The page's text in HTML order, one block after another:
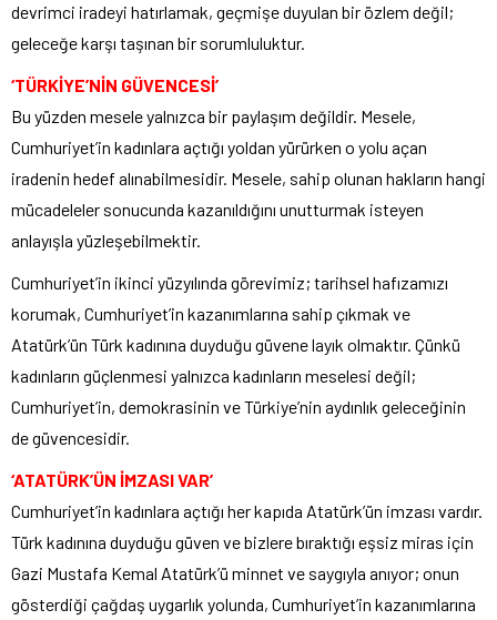
devrimci iradeyi hatırlamak, geçmişe duyulan bir özlem değil;
geleceğe karşı taşınan bir sorumluluktur.
‘TÜRKİYE’NİN GÜVENCESİ’
Bu yüzden mesele yalnızca bir paylaşım değildir. Mesele,
Cumhuriyet’in kadınlara açtığı yoldan yürürken o yolu açan
iradenin hedef alınabilmesidir. Mesele, sahip olunan hakların hangi
mücadeleler sonucunda kazanıldığını unutturmak isteyen
anlayışla yüzleşebilmektir.
Cumhuriyet’in ikinci yüzyılında görevimiz; tarihsel hafızamızı
korumak, Cumhuriyet’in kazanımlarına sahip çıkmak ve
Atatürk’ün Türk kadınına duyduğu güvene layık olmaktır. Çünkü
kadınların güçlenmesi yalnızca kadınların meselesi değil;
Cumhuriyet’in, demokrasinin ve Türkiye’nin aydınlık geleceğinin
de güvencesidir.
‘ATATÜRK’ÜN İMZASI VAR’
Cumhuriyet’in kadınlara açtığı her kapıda Atatürk’ün imzası vardır.
Türk kadınına duyduğu güven ve bizlere bıraktığı eşsiz miras için
Gazi Mustafa Kemal Atatürk’ü minnet ve saygıyla anıyor; onun
gösterdiği çağdaş uygarlık yolunda, Cumhuriyet’in kazanımlarına